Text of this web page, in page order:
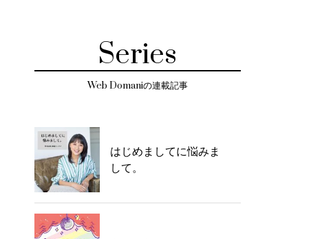
Series
Web Domaniの連載記事
はじめましてに悩みま
して。